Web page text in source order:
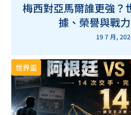
梅西對亞馬爾誰更強？
據、榮譽與戰
19 7 月,
世界盃